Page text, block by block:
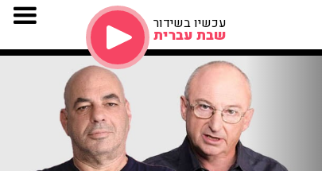
עכשיו בשידור
שבת עברית